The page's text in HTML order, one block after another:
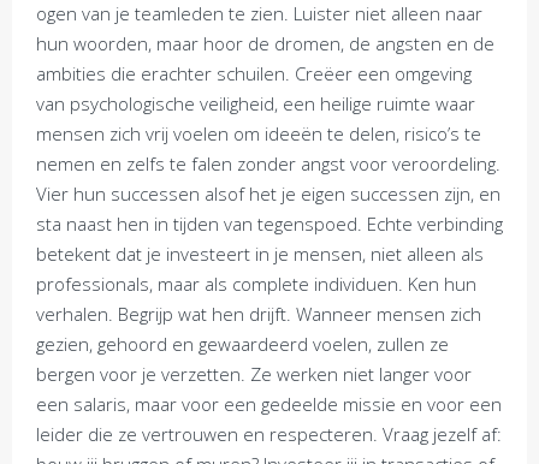
ogen van je teamleden te zien. Luister niet alleen naar
hun woorden, maar hoor de dromen, de angsten en de
ambities die erachter schuilen. Creëer een omgeving
van psychologische veiligheid, een heilige ruimte waar
mensen zich vrij voelen om ideeën te delen, risico’s te
nemen en zelfs te falen zonder angst voor veroordeling.
Vier hun successen alsof het je eigen successen zijn, en
sta naast hen in tijden van tegenspoed. Echte verbinding
betekent dat je investeert in je mensen, niet alleen als
professionals, maar als complete individuen. Ken hun
verhalen. Begrijp wat hen drijft. Wanneer mensen zich
gezien, gehoord en gewaardeerd voelen, zullen ze
bergen voor je verzetten. Ze werken niet langer voor
een salaris, maar voor een gedeelde missie en voor een
leider die ze vertrouwen en respecteren. Vraag jezelf af: